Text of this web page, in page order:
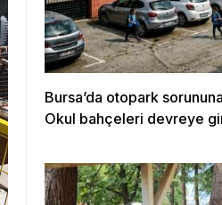
Bursa’da otopark
Okul bahçeleri devreye